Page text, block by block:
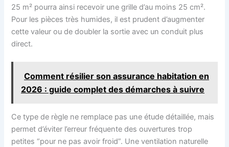
25 m² pourra ainsi recevoir une grille d’au moins 25 cm².
Pour les pièces très humides, il est prudent d’augmenter
cette valeur ou de doubler la sortie avec un conduit plus
direct.
Comment résilier son assurance habitation en
2026 : guide complet des démarches à suivre
Ce type de règle ne remplace pas une étude détaillée, mais
permet d’éviter l’erreur fréquente des ouvertures trop
petites “pour ne pas avoir froid”. Une ventilation naturelle